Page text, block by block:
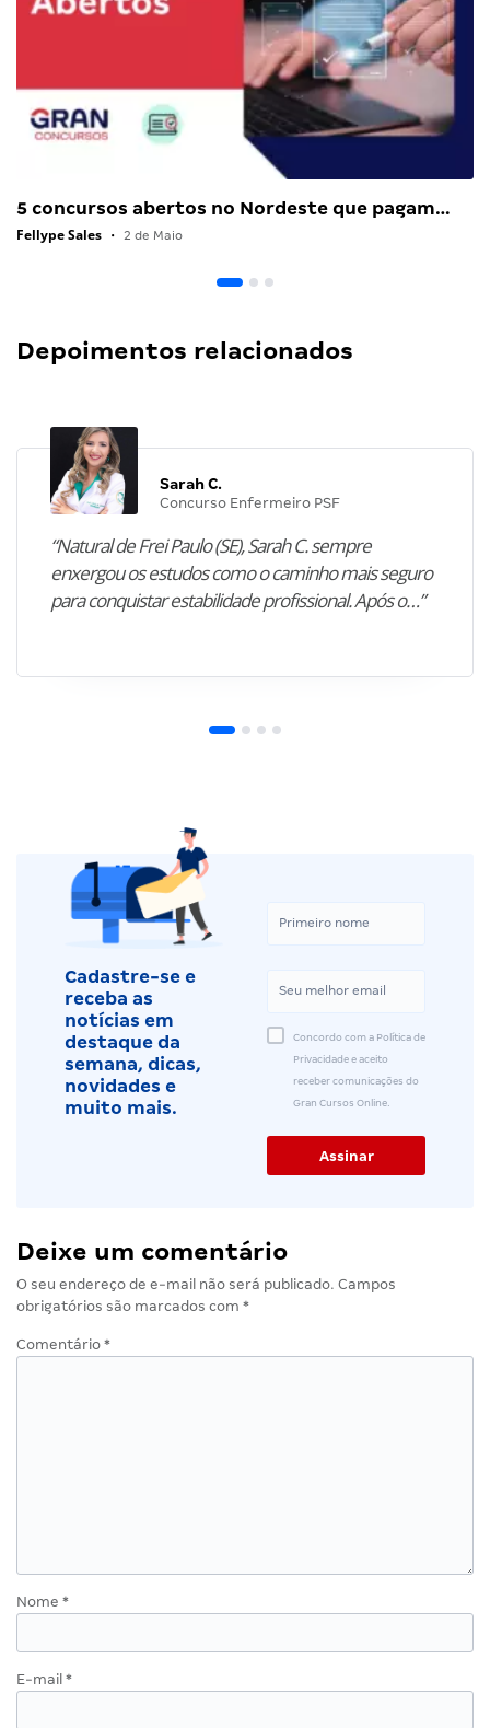
5 concursos abertos no Nordeste que pagam…
Fellype Sales • 2 de Maio
Depoimentos relacionados
Sarah C.
Concurso Enfermeiro PSF
“Natural de Frei Paulo (SE), Sarah C. sempre
enxergou os estudos como o caminho mais seguro
para conquistar estabilidade profissional. Após o…”
Cadastre-se e
receba as
notícias em
destaque da
semana, dicas,
novidades e
muito mais.
Concordo com a Política de
Privacidade e aceito
receber comunicações do
Gran Cursos Online.
Deixe um comentário
O seu endereço de e-mail não será publicado. Campos
obrigatórios são marcados com *
Comentário *
Nome *
E-mail *